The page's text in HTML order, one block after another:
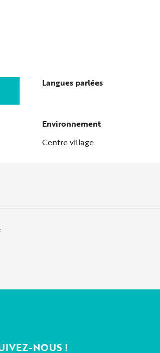
Langues parlées
Langues parlées
Environnement
Environnement
Centre village
NOUS !